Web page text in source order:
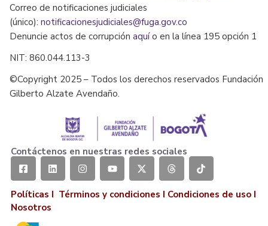
Correo de notificaciones judiciales
(único): notificacionesjudiciales@fuga.gov.co
Denuncie actos de corrupción aquío en la línea 195 opción 1
NIT: 860.044.113-3
©Copyright 2025 – Todos los derechos reservados Fundación
Gilberto Alzate Avendaño.
Contáctenos en nuestras redes sociales
Políticas I Términos y condiciones I Condiciones de uso I
Nosotros